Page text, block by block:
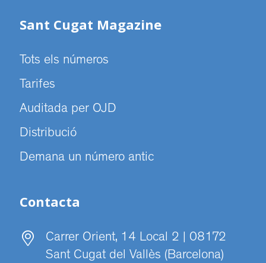
Sant Cugat Magazine
Tots els números
Tarifes
Auditada per OJD
Distribució
Demana un número antic
Contacta
Carrer Orient, 14 Local 2 | 08172
Sant Cugat del Vallès (Barcelona)